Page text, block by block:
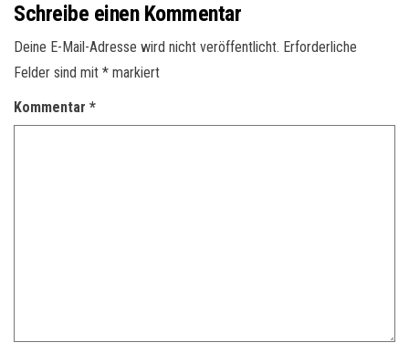
Schreibe einen Kommentar
Deine E-Mail-Adresse wird nicht veröffentlicht. Erforderliche
Felder sind mit * markiert
Kommentar *